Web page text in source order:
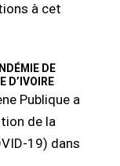
à cet
DE
D’IVOIRE
Publique a
de la
19) dans